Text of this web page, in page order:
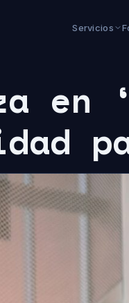
Servicios
en